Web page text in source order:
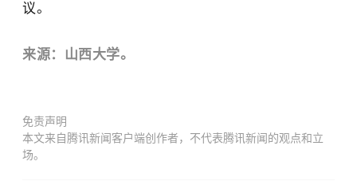
议。
来源：山西大学。
免责声明
本文来自腾讯新闻客户端创作者，不代表腾讯新闻的观点和立
场。